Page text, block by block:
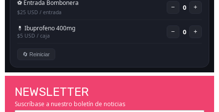
NEWSLETTER
Suscríbase a nuestro boletín de noticias